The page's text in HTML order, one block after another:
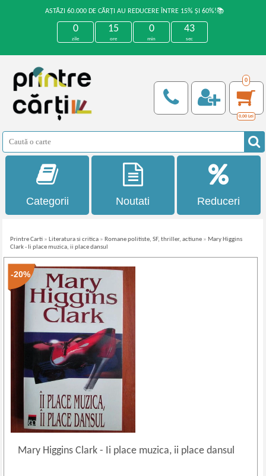
ASTĂZI 60.000 DE CĂRȚI AU REDUCERE ÎNTRE 15% ȘI 60%!📚
0
zile
15
ore
0
min
43
sec
0
0,00 Lei
Categorii Noutati Reduceri
Printre Carti » Literatura si critica » Romane politiste, SF, thriller, actiune » Mary Higgins
Clark - Ii place muzica, ii place dansul
-20%
Mary Higgins Clark- Ii place muzica, ii place dansul